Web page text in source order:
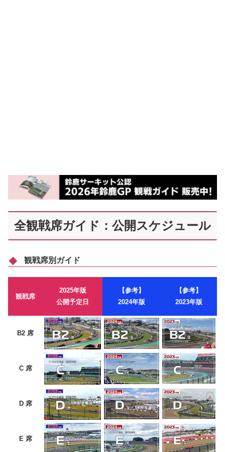
全観戦席ガイド：公開スケジュール
観戦席別ガイド
観戦席
2025年版
公開予定日
【参考】
2024年版
【参考】
2023年版
B2 席
C 席
D 席
E 席